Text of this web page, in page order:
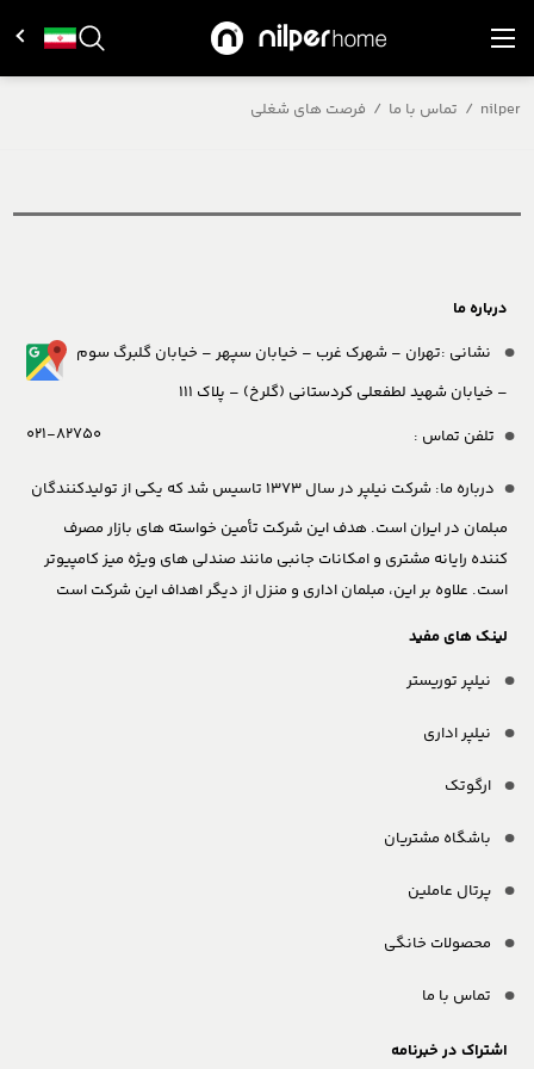
nilper
/ تماس با ما / فرصت های شغلی
درباره ما
نشانی :تهران – شهرک غرب – خیابان سپهر – خیابان گلبرگ سوم
– خیابان شهید لطفعلی کردستانی (گلرخ) – پلاک 111
تلفن تماس :
021-82750
درباره ما:
شرکت نیلپر در سال 1373 تاسیس شد که یکی از تولیدکنندگان
مبلمان در ایران است. هدف این شرکت تأمین خواسته های بازار مصرف
کننده رایانه مشتری و امکانات جانبی مانند صندلی های ویژه میز کامپیوتر
است. علاوه بر این، مبلمان اداری و منزل از دیگر اهداف این شرکت است
لینک های مفید
نیلپر توریستر
نیلپر اداری
ارگوتک
باشگاه مشتریان
پرتال عاملین
محصولات خانگی
تماس با ما
اشتراک در خبرنامه